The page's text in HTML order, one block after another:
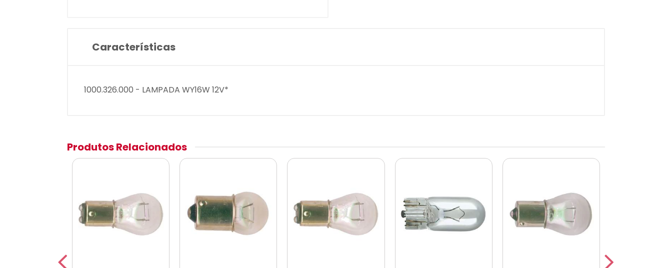
Características
1000.326.000 - LAMPADA WY16W 12V*
Produtos Relacionados